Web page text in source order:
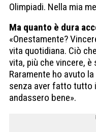
Olimpiadi. Nella mia
Ma quanto è dura
«Onestamente?
vita quotidiana. Ciò
vita, più che vincere,
Raramente ho avuto
senza aver fatto tutto
andassero bene».